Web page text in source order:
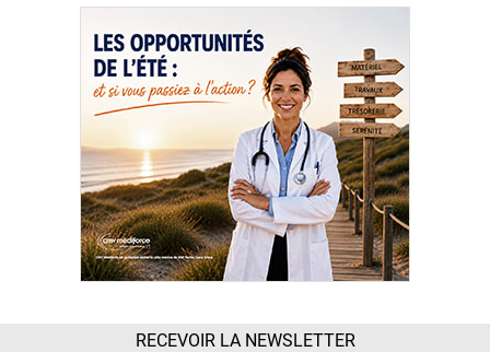
RECEVOIR LA NEWSLETTER